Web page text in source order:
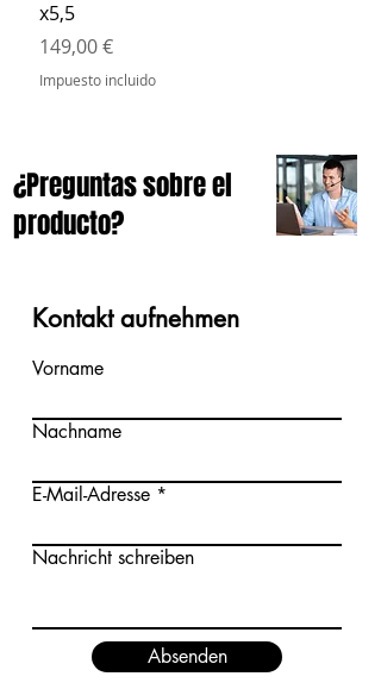
x5,5
Precio
149,00 €
Impuesto incluido
¿Preguntas sobre el
producto?
Kontakt aufnehmen
Vorname
Nachname
E-Mail-Adresse
Nachricht schreiben
Absenden